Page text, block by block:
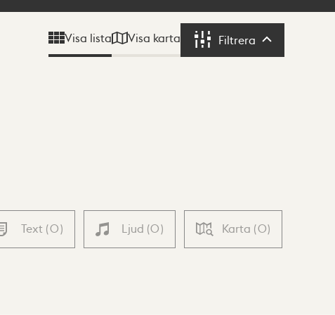
Visa lista Visa karta Filtrera Filtrera
Text (0) Ljud (0) Karta (0)